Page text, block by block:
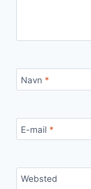
Navn *
E-mail *
Websted